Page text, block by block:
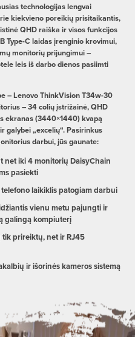
technologijas lengvai
kiekvieno poreikių prisitaikantis,
QHD raiška ir visos funkcijos
Type-C laidas įrenginio krovimui,
monitorių prijungimui –
leis iš darbo dienos pasiimti
– Lenovo ThinkVision T34w-30
– 34 colių įstrižainė, QHD
ekranas (3440×1440) kvapą
galybei „excelių“. Pasirinkus
darbui, jūs gaunate:
net iki 4 monitorių DaisyChain
pasiekti
laikiklis patogiam darbui
vienu metu pajungti ir
galingą kompiuterį
prireiktų, net ir RJ45
ir išorinės kameros sistemą